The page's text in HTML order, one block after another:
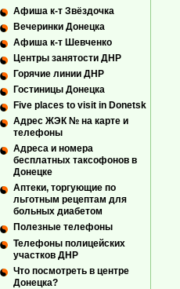
Афиша к-т Звёздочка
Вечеринки Донецка
Афиша к-т Шевченко
Центры занятости ДНР
Горячие линии ДНР
Гостиницы Донецка
Five places to visit in Donetsk
Адрес ЖЭК № на карте и
телефоны
Адреса и номера
бесплатных таксофонов в
Донецке
Аптеки, торгующие по
льготным рецептам для
больных диабетом
Полезные телефоны
Телефоны полицейских
участков ДНР
Что посмотреть в центре
Донецка?